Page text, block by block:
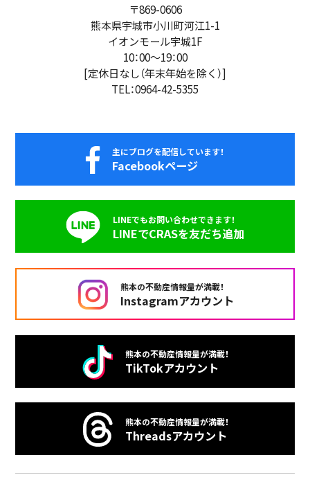
〒869-0606
熊本県宇城市小川町河江1-1
イオンモール宇城1F
10：00～19：00
[定休日なし（年末年始を除く）]
TEL：0964-42-5355
主にブログを配信しています！
Facebookページ
LINEでもお問い合わせできます！
LINEでCRASを友だち追加
熊本の不動産情報量が満載！
Instagramアカウント
熊本の不動産情報量が満載！
TikTokアカウント
熊本の不動産情報量が満載！
Threadsアカウント